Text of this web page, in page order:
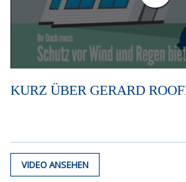
KURZ ÜBER GERARD
VIDEO ANSEHEN